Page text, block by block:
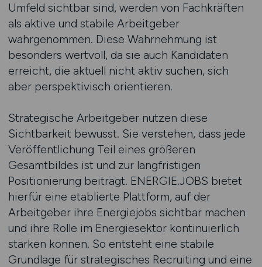
Umfeld sichtbar sind, werden von Fachkräften
als aktive und stabile Arbeitgeber
wahrgenommen. Diese Wahrnehmung ist
besonders wertvoll, da sie auch Kandidaten
erreicht, die aktuell nicht aktiv suchen, sich
aber perspektivisch orientieren.
Strategische Arbeitgeber nutzen diese
Sichtbarkeit bewusst. Sie verstehen, dass jede
Veröffentlichung Teil eines größeren
Gesamtbildes ist und zur langfristigen
Positionierung beiträgt. ENERGIE.JOBS bietet
hierfür eine etablierte Plattform, auf der
Arbeitgeber ihre Energiejobs sichtbar machen
und ihre Rolle im Energiesektor kontinuierlich
stärken können. So entsteht eine stabile
Grundlage für strategisches Recruiting und eine